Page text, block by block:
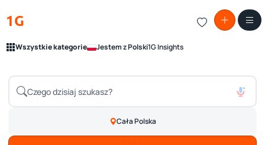
1G
Wszystkie kategorie Jestem z Polski1G Insights
Cała Polska